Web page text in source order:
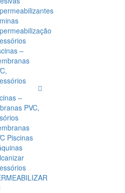
–
–
PVC,
Piscinas